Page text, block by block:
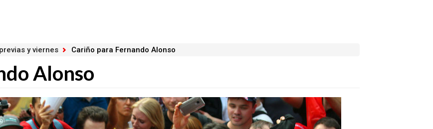
y viernes Cariño para Fernando Alonso
Alonso